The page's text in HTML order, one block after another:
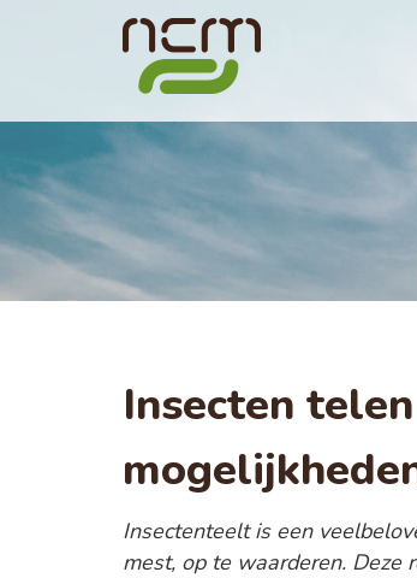
Insecten
Insectenteelt is een
mest, op te waarderen. Deze